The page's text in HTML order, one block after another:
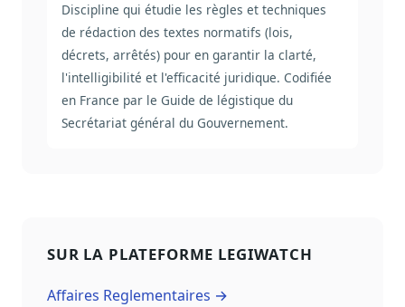
Discipline qui étudie les règles et techniques
de rédaction des textes normatifs (lois,
décrets, arrêtés) pour en garantir la clarté,
l'intelligibilité et l'efficacité juridique. Codifiée
en France par le Guide de légistique du
Secrétariat général du Gouvernement.
SUR LA PLATEFORME LEGIWATCH
Affaires Reglementaires →